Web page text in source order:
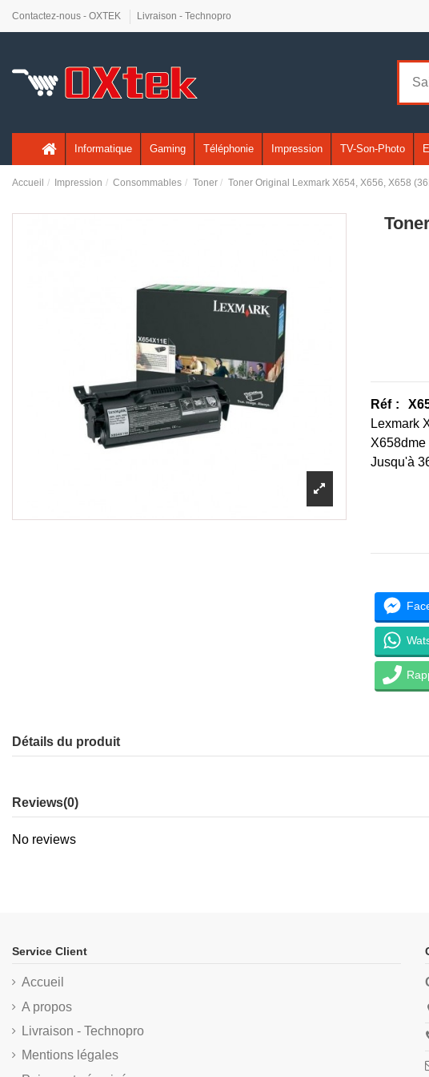
Contactez-nous - OXTEK Livraison - Technopro
Informatique Gaming Téléphonie Impression TV-Son-Photo
Accueil Impression Consommables Toner Toner Original Lexmark X654, X656, X658
Réf :
Lexmark
Jusqu'à
Détails du produit
Reviews(0)
No reviews
Service Client
Accueil
A propos
Livraison - Technopro
Mentions légales